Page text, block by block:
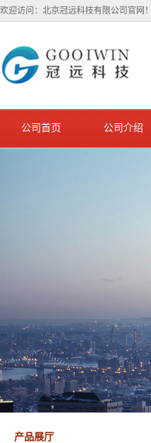
欢迎访问：北京冠远科技有限公司官网！
公司首页 公司介绍
产品展厅